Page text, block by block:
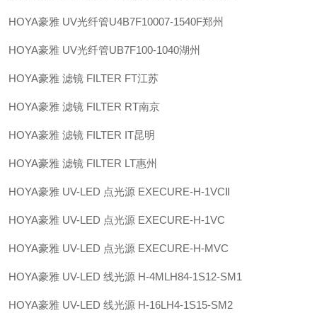
HOYA豪雅 UV光纤管U4B7F10007-1540F郑州
HOYA豪雅 UV光纤管UB7F100-1040湖州
HOYA豪雅 滤镜 FILTER FT江苏
HOYA豪雅 滤镜 FILTER RT南京
HOYA豪雅 滤镜 FILTER IT昆明
HOYA豪雅 滤镜 FILTER LT惠州
HOYA豪雅 UV-LED 点光源 EXECURE-H-1VCⅡ
HOYA豪雅 UV-LED 点光源 EXECURE-H-1VC
HOYA豪雅 UV-LED 点光源 EXECURE-H-MVC
HOYA豪雅 UV-LED 线光源 H-4MLH84-1S12-SM1
HOYA豪雅 UV-LED 线光源 H-16LH4-1S15-SM2